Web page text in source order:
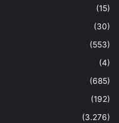
(15)
(30)
(553)
(4)
(685)
(192)
(3.276)